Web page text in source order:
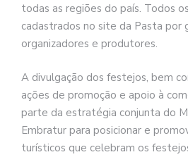
todas as regiões do país. Todos
cadastrados no site da Pasta por
organizadores e produtores.
A divulgação dos festejos, bem
ações de promoção e apoio à
parte da estratégia conjunta do
Embratur para posicionar e
turísticos que celebram os